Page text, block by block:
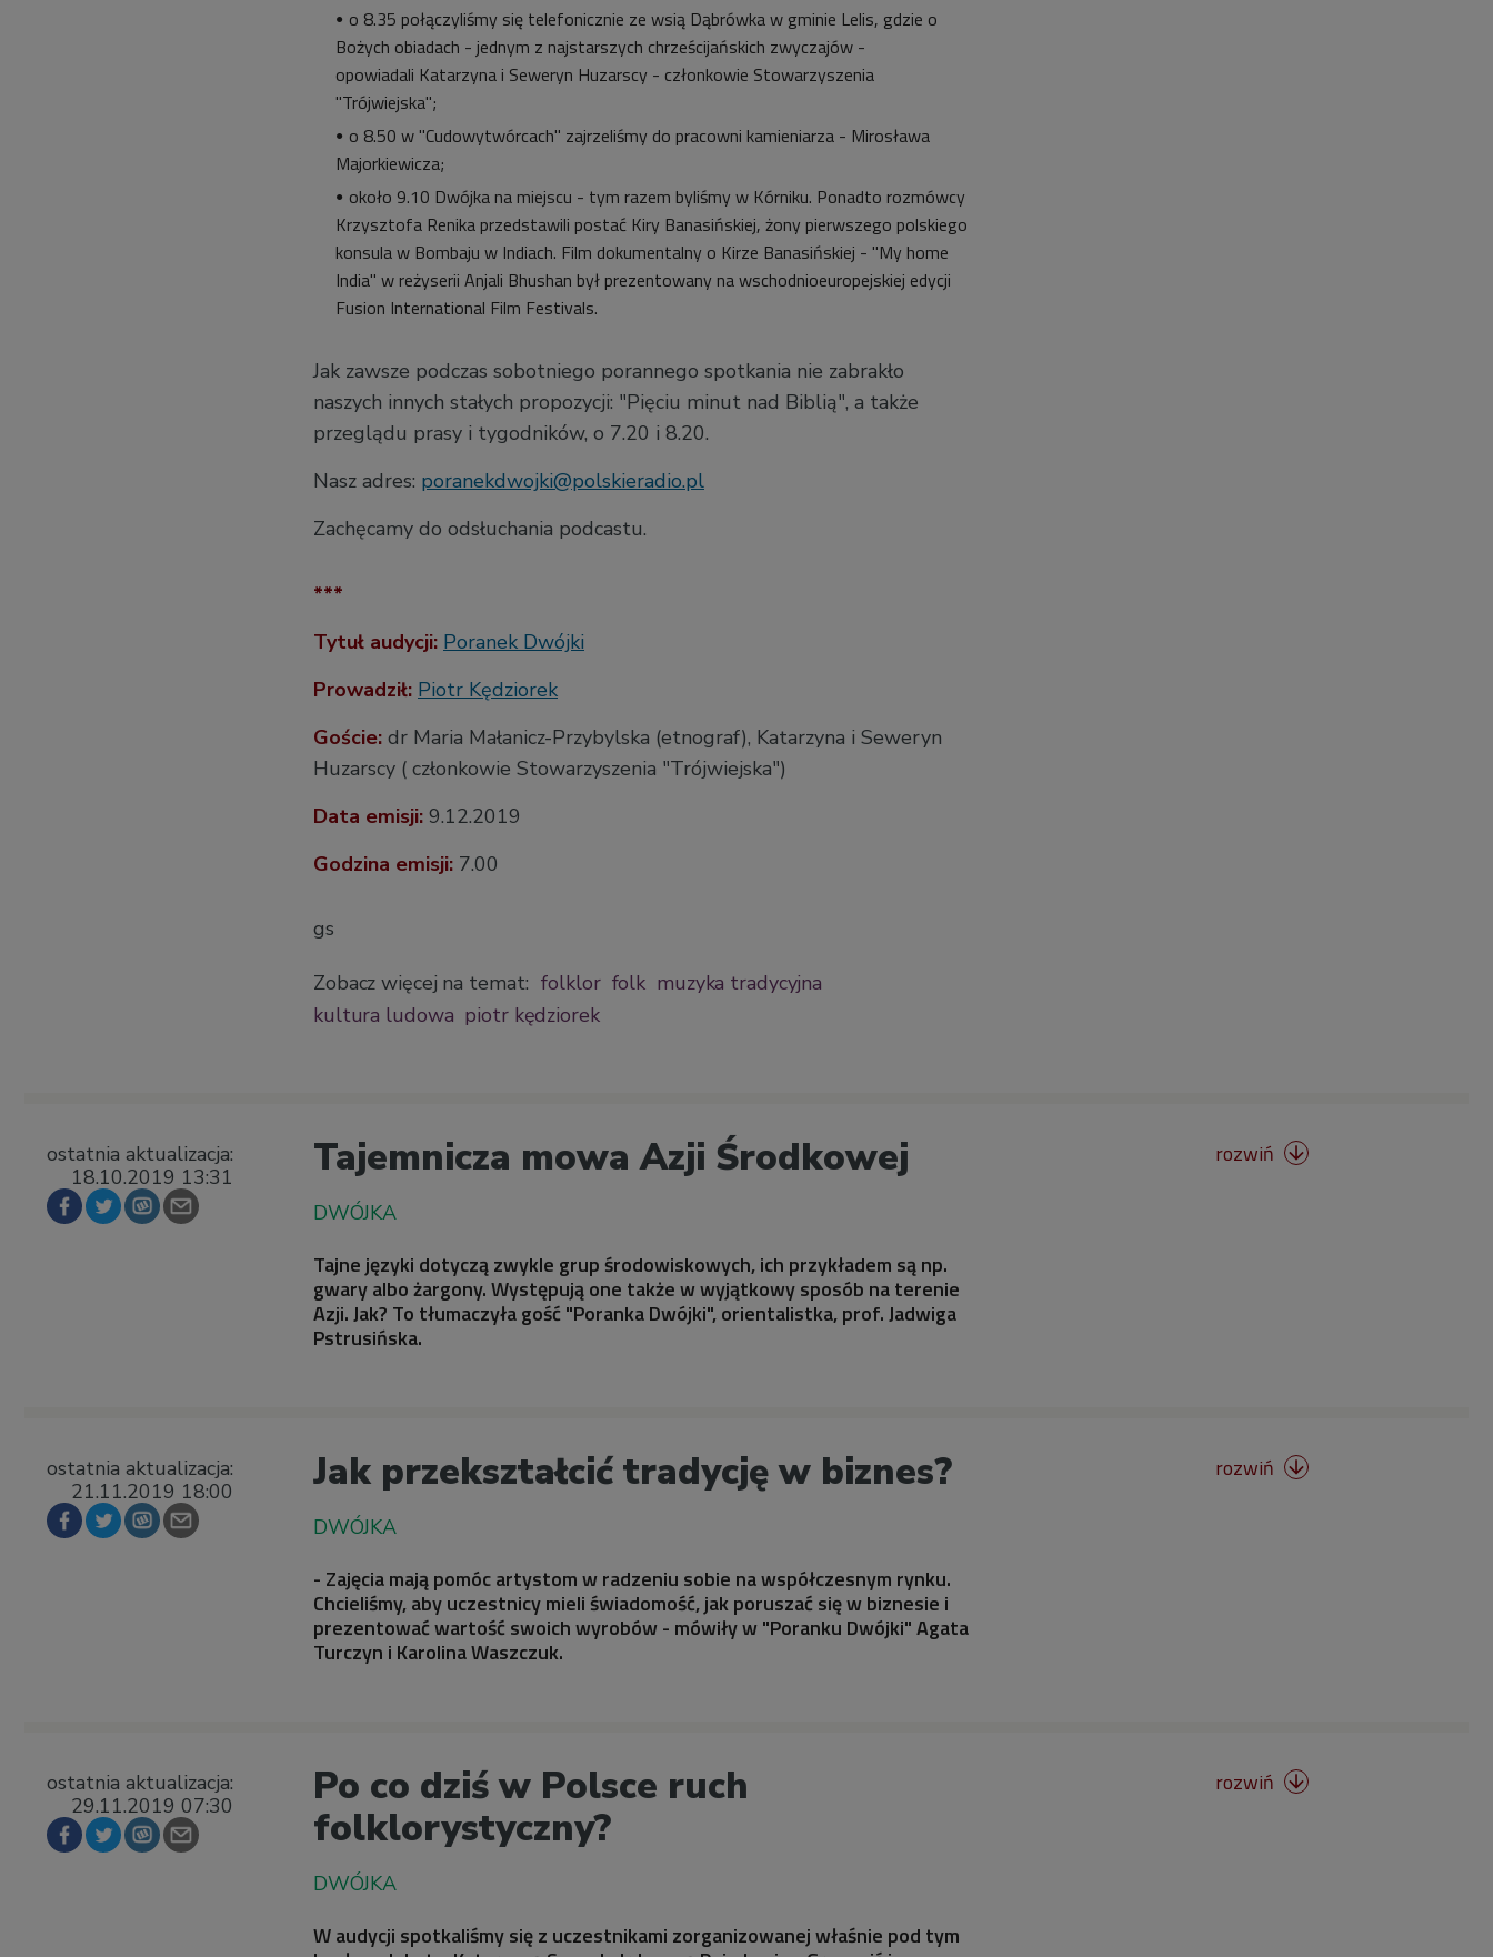
o 8.35 połączyliśmy się telefonicznie ze wsią Dąbrówka w gminie Lelis, gdzie o
Bożych obiadach - jednym z najstarszych chrześcijańskich zwyczajów -
opowiadali Katarzyna i Seweryn Huzarscy - członkowie Stowarzyszenia
"Trójwiejska";
o 8.50 w "Cudowytwórcach" zajrzeliśmy do pracowni kamieniarza - Mirosława
Majorkiewicza;
około 9.10 Dwójka na miejscu - tym razem byliśmy w Kórniku. Ponadto rozmówcy
Krzysztofa Renika przedstawili postać Kiry Banasińskiej, żony pierwszego polskiego
konsula w Bombaju w Indiach. Film dokumentalny o Kirze Banasińskiej - "My home
India" w reżyserii Anjali Bhushan był prezentowany na wschodnioeuropejskiej edycji
Fusion International Film Festivals.
Jak zawsze podczas sobotniego porannego spotkania nie zabrakło
naszych innych stałych propozycji: "Pięciu minut nad Biblią", a także
przeglądu prasy i tygodników, o 7.20 i 8.20.
Nasz adres: poranekdwojki@polskieradio.pl
Zachęcamy do odsłuchania podcastu.
***
Tytuł audycji: Poranek Dwójki
Prowadził: Piotr Kędziorek
Goście: dr Maria Małanicz-Przybylska (etnograf), Katarzyna i Seweryn
Huzarscy ( członkowie Stowarzyszenia "Trójwiejska")
Data emisji: 9.12.2019
Godzina emisji: 7.00
gs
Zobacz więcej na temat: folklor folk muzyka tradycyjna
kultura ludowa piotr kędziorek
Tajemnicza mowa Azji Środkowej
ostatnia aktualizacja:
18.10.2019 13:31
Tajne języki dotyczą zwykle grup środowiskowych, ich przykładem są np.
gwary albo żargony. Występują one także w wyjątkowy sposób na terenie
Azji. Jak? To tłumaczyła gość "Poranka Dwójki", orientalistka, prof. Jadwiga
Pstrusińska.
rozwiń 
Jak przekształcić tradycję w biznes?
ostatnia aktualizacja:
21.11.2019 18:00
- Zajęcia mają pomóc artystom w radzeniu sobie na współczesnym rynku.
Chcieliśmy, aby uczestnicy mieli świadomość, jak poruszać się w biznesie i
prezentować wartość swoich wyrobów - mówiły w "Poranku Dwójki" Agata
Turczyn i Karolina Waszczuk.
rozwiń 
Po co dziś w Polsce ruch
folklorystyczny?
ostatnia aktualizacja:
29.11.2019 07:30
W audycji spotkaliśmy się z uczestnikami zorganizowanej właśnie pod tym
rozwiń 